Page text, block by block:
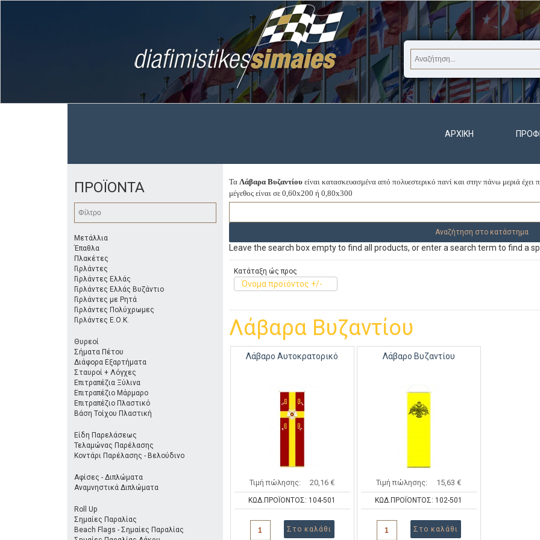
ΑΡΧΙΚΉ
ΠΡΟΪΟΝΤΑ
Μετάλλια
Έπαθλα
Πλακέτες
Γιρλάντες
Γιρλάντες Ελλάς
Γιρλάντες Ελλάς Βυζάντιο
Γιρλάντες με Ρητά
Γιρλάντες Πολύχρωμες
Γιρλάντες Ε.Ο.Κ.
Θυρεοί
Σήματα Πέτου
Διάφορα Εξαρτήματα
Σταυροί + Λόγχες
Επιτραπέζια Ξύλινα
Επιτραπέζιο Μάρμαρο
Επιτραπέζιο Πλαστικό
Βάση Τοίχου Πλαστική
Είδη Παρελάσεως
Τελαμώνας Παρέλασης
Κοντάρι Παρέλασης - Βελούδινο
Αφίσες - Διπλώματα
Αναμνηστικά Διπλώματα
Roll Up
Σημαίες Παραλίας
Beach Flags - Σημαίες Παραλίας
Τα Λάβαρα Βυζαντίουείναι κατασκευασμένα από πολυεστερικό πανί και στην πάνω μεριά έχει
μέγεθος είναι σε 0,60x200 ή 0,80x300
Leave the search box empty to find all products, or enter a search term to find a
Κατάταξη ώς προς
Όνομα προϊόντος +/-
Λάβαρα Βυζαντίου
Λάβαρο Αυτοκρατορικό
Τιμή πώλησης: 20,16 €
ΚΩΔ.ΠΡΟΪΟΝΤΟΣ: 104-501
Λάβαρο Βυζαντίου
Τιμή πώλησης: 15,63 €
ΚΩΔ.ΠΡΟΪΟΝΤΟΣ: 102-501